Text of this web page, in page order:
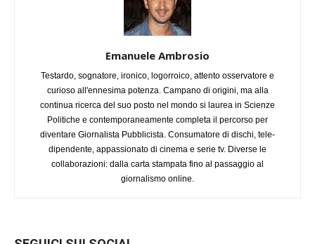
Emanuele Ambrosio
Testardo, sognatore, ironico, logorroico, attento osservatore e
curioso all'ennesima potenza. Campano di origini, ma alla
continua ricerca del suo posto nel mondo si laurea in Scienze
Politiche e contemporaneamente completa il percorso per
diventare Giornalista Pubblicista. Consumatore di dischi, tele-
dipendente, appassionato di cinema e serie tv. Diverse le
collaborazioni: dalla carta stampata fino al passaggio al
giornalismo online.